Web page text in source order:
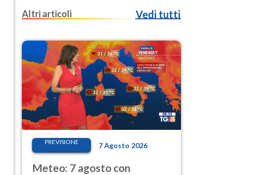
Altri articoli Vedi tutti
PREVISIONE 7 Agosto 2026
Meteo: 7 agosto con